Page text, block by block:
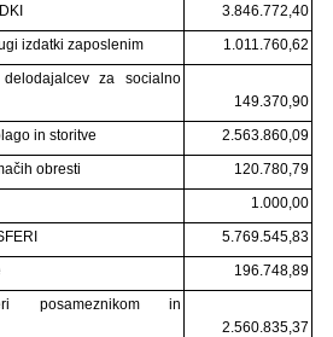
3.846.772,40
izdatki zaposlenim
1.011.760,62
za socialno
149.370,90
in storitve
2.563.860,09
obresti
120.780,79
1.000,00
5.769.545,83
196.748,89
posameznikom in
2.560.835,37